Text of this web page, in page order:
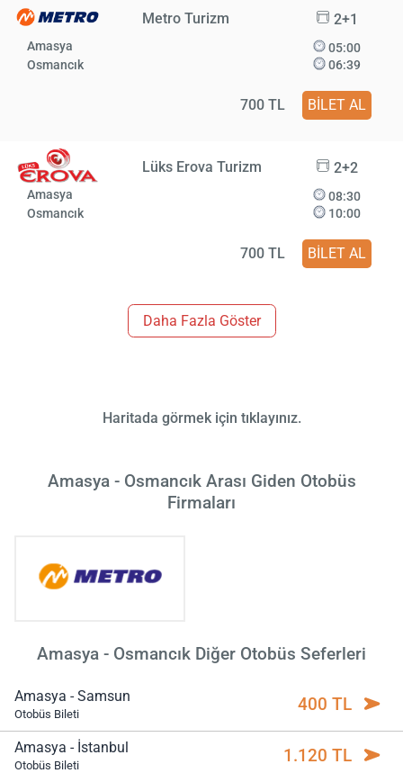
Metro Turizm 2+1
Amasya
Osmancık
05:00
06:39
700 TL BİLET AL
Lüks Erova Turizm 2+2
Amasya
Osmancık
08:30
10:00
700 TL BİLET AL
Daha Fazla Göster
Haritada görmek için tıklayınız.
Amasya - Osmancık Arası Giden Otobüs
Firmaları
Amasya - Osmancık Diğer Otobüs Seferleri
Amasya - Samsun
Otobüs Bileti 400 TL
Amasya - İstanbul
Otobüs Bileti 1.120 TL